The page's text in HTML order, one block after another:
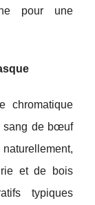
pour une
chromatique
sang de bœuf
et de bois
typiques